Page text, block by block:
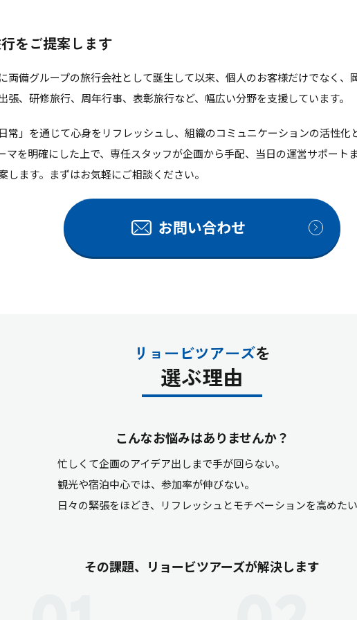
をご提案します
両備グループの旅行会社として誕生して以来、個人のお客様だけでなく
張、研修旅行、周年行事、表彰旅行など、幅広い分野を支援しています。
常」を通じて心身をリフレッシュし、組織のコミュニケーションの活性化
マを明確にした上で、専任スタッフが企画から手配、当日の運営サポート
します。まずはお気軽にご相談ください。
お問い合わせ
リョービツアーズを
選ぶ理由
こんなお悩みはありませんか？
忙しくて企画のアイデア出しまで手が回らない。
観光や宿泊中心では、参加率が伸びない。
日々の緊張をほどき、リフレッシュとモチベーションを高めたい
その課題、リョービツアーズが解決します